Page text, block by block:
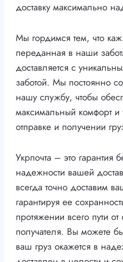
доставку максимально
Мы гордимся тем, что
переданная в наши
доставляется с
заботой. Мы постоянно
нашу службу, чтобы
максимальный комфорт и
отправке и получении
Укрпочта – это гарантия
надежности вашей
всегда точно доставим
гарантируя ее
протяжении всего пути
получателя. Вы можете
ваш груз окажется в